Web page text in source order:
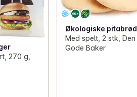
270 g,
Økologiske pitabrød
Med spelt, 2 stk, Den
Gode Baker